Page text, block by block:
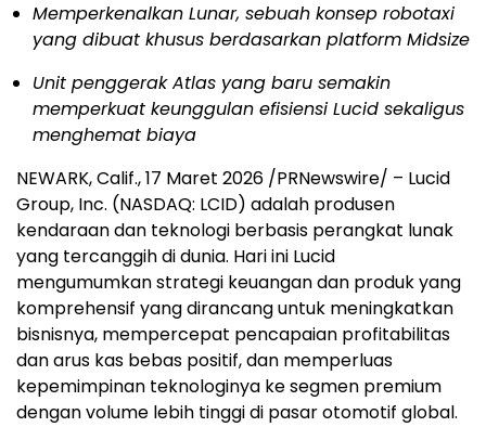
Memperkenalkan Lunar, sebuah konsep robotaxi
yang dibuat khusus berdasarkan platform Midsize
Unit penggerak Atlas yang baru semakin
memperkuat keunggulan efisiensi Lucid sekaligus
menghemat biaya
NEWARK, Calif.,17 Maret 2026 /PRNewswire/ – Lucid
Group, Inc. (NASDAQ: LCID) adalah produsen
kendaraan dan teknologi berbasis perangkat lunak
yang tercanggih di dunia. Hari ini Lucid
mengumumkan strategi keuangan dan produk yang
komprehensif yang dirancang untuk meningkatkan
bisnisnya, mempercepat pencapaian profitabilitas
dan arus kas bebas positif, dan memperluas
kepemimpinan teknologinya ke segmen premium
dengan volume lebih tinggi di pasar otomotif global.